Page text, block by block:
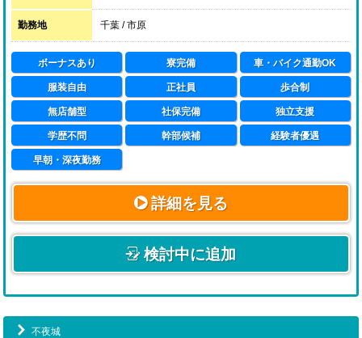
ップが求められますが、その分やりがいもある職種で
す。
勤務地 千葉 / 市原
ボーナスあり 寮完備 車・バイク通勤OK
服装自由 正社員 歩合制
無店舗型 社保完備 独立支援
学歴不問 幹部候補 経験者優遇
早朝・深夜勤務
詳細を見る
検討中に追加
不夜城